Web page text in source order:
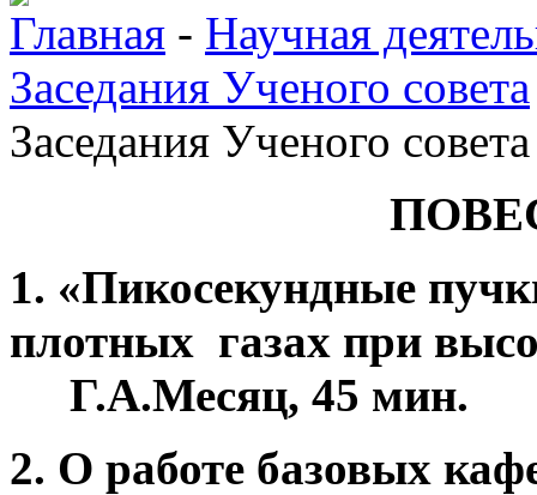
Главная - Научная
Заседания Ученого совета
Заседания Ученого
1. «Пикосекундные
плотных газах при
Г.А.Месяц, 45 мин.
2. О работе базовых